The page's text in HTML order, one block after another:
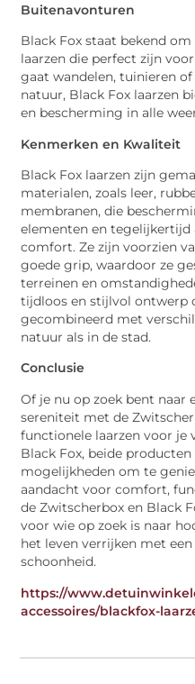
Buitenavonturen
Black Fox staat bekend
laarzen die perfect zijn
gaat wandelen, tuinieren
natuur, Black Fox laarzen
en bescherming in alle
Kenmerken en Kwaliteit
Black Fox laarzen zijn
materialen, zoals leer,
membranen, die
elementen en tegelijkertijd
comfort. Ze zijn voorzien
goede grip, waardoor ze
terreinen en
tijdloos en stijlvol ontwerp
gecombineerd met
natuur als in de stad.
Conclusie
Of je nu op zoek bent
sereniteit met de
functionele laarzen voor
Black Fox, beide
mogelijkheden om te
aandacht voor comfort,
de Zwitscherbox en Black
voor wie op zoek is naar
het leven verrijken met
schoonheid.
https://
accessoires/blackfox-